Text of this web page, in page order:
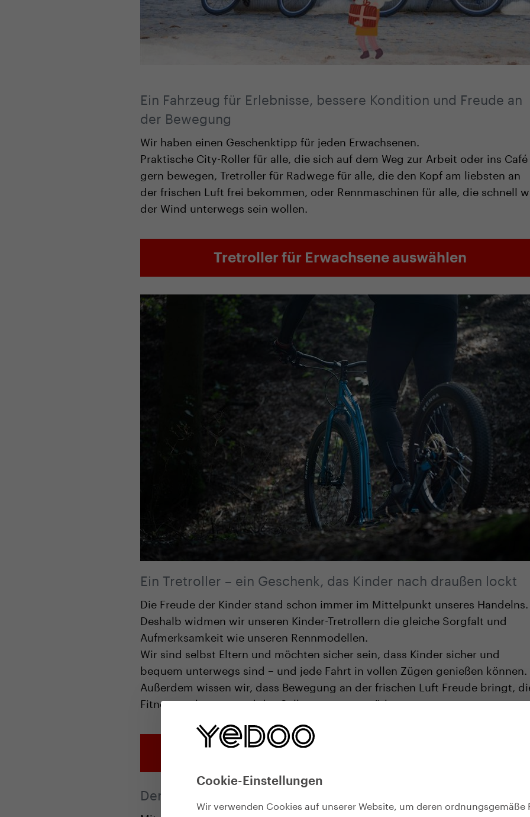
Cookie-Einstellungen
Wir verwenden Cookies auf unserer Website, um deren
Ein Fahrzeug für Erlebnisse, bessere Kondition und Freude an
der Bewegung
Wir haben einen Geschenk­tipp für jeden Erwachsenen.
Praktische City-Roller für alle, die sich auf dem Weg zur Arbeit oder ins Café
gern bewegen, Tretroller für Radwege für alle, die den Kopf am liebsten an
der frischen Luft frei bekommen, oder Rennmaschinen für alle, die schnell
der Wind unterwegs sein wollen.
Tretroller für Erwachsene auswählen
Ein Tretroller – ein Geschenk, das Kinder nach draußen lockt
Die Freude der Kinder stand schon immer im Mittelpunkt unseres Handelns.
Deshalb widmen wir unseren Kinder-Tretrollern die gleiche Sorgfalt und
Aufmerksamkeit wie unseren Rennmodellen.
Wir sind selbst Eltern und möchten sicher sein, dass Kinder sicher und
bequem unterwegs sind – und jede Fahrt in vollen Zügen genießen können.
Außerdem wissen wir, dass Bewegung an der frischen Luft Freude bringt,
Fitness verbessert und das Selbstvertrauen stärkt.
Der beste Startpunkt!